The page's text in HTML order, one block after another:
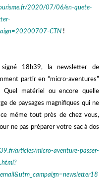
2020/07/06/en-quete-
CTN !
18h39, la newsletter de
partir en “micro-aventures”
matériel ou encore quelle
de paysages magnifiques qui ne
même tout près de chez vous,
ne pas préparer votre sac à dos
articles/micro-aventure-passer-